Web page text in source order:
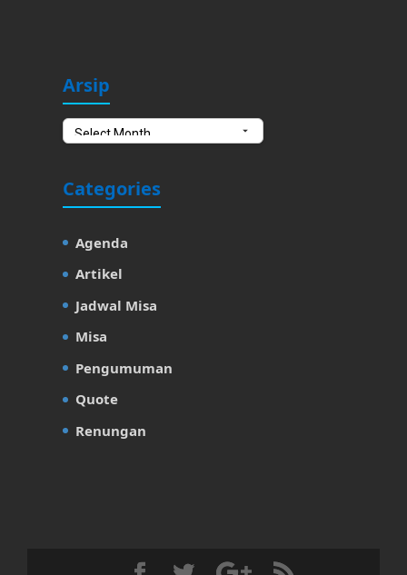
ArsipArsip
Categories
Agenda
Artikel
Jadwal Misa
Misa
Pengumuman
Quote
Renungan